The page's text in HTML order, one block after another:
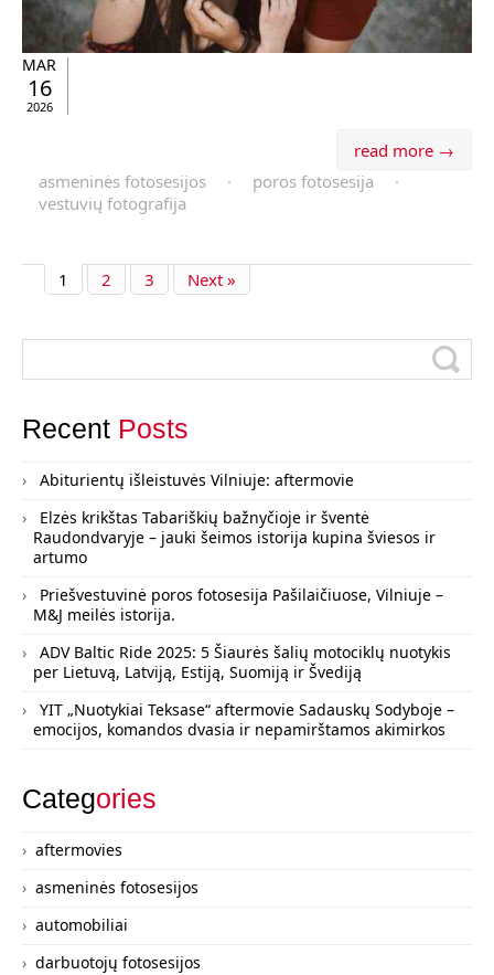
MAR
16
2026
read more →
asmeninės fotosesijos
· poros fotosesija
·
vestuvių fotografija
1 2 3 Next »
Recent Posts
Abiturientų išleistuvės Vilniuje: aftermovie
Elzės krikštas Tabariškių bažnyčioje ir šventė
Raudondvaryje – jauki šeimos istorija kupina šviesos ir
artumo
Priešvestuvinė poros fotosesija Pašilaičiuose, Vilniuje –
M&J meilės istorija.
ADV Baltic Ride 2025: 5 Šiaurės šalių motociklų nuotykis
per Lietuvą, Latviją, Estiją, Suomiją ir Švediją
YIT „Nuotykiai Teksase“ aftermovie Sadauskų Sodyboje –
emocijos, komandos dvasia ir nepamirštamos akimirkos
Categories
aftermovies
asmeninės fotosesijos
automobiliai
darbuotojų fotosesijos